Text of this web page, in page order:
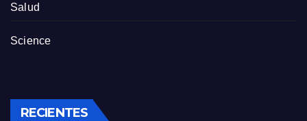
Salud
Science
RECIENTES